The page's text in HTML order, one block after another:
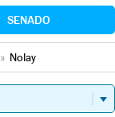
SENADO
» Nolay